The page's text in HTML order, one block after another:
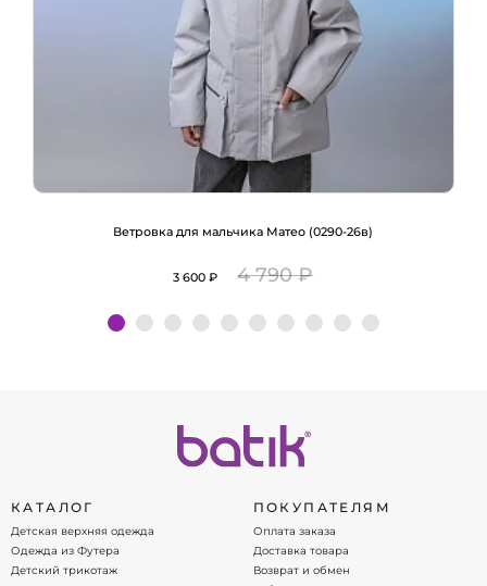
Ветровка для мальчика Матео (0290-26в)
3 600 ₽ 4 790 ₽
Подробнее
КАТАЛОГ
Детская верхняя одежда
Одежда из Футера
Детский трикотаж
ПОКУПАТЕЛЯМ
Оплата заказа
Доставка товара
Возврат и обмен